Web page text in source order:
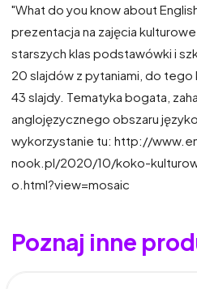
"What do you know about
prezentacja na zajęcia
starszych klas podstawówki i
20 slajdów z pytaniami, do tego
43 slajdy. Tematyka bogata,
anglojęzycznego obszaru
wykorzystanie tu: http://
nook.pl/2020/10/koko-
o.html?view=mosaic
Poznaj inne